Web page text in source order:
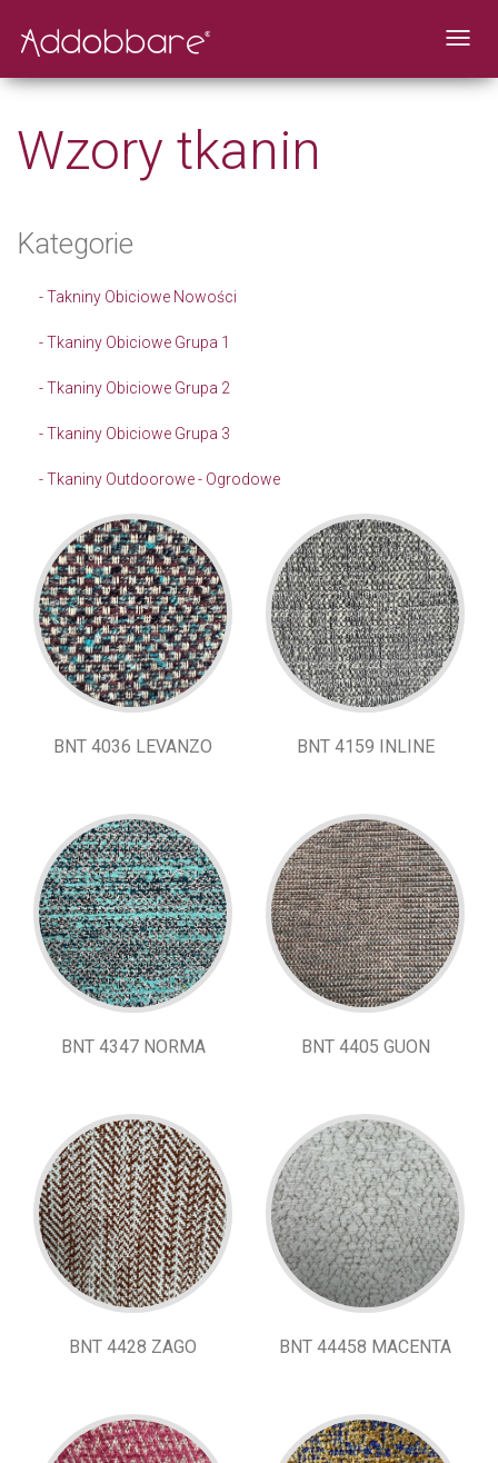
Wzory tkanin
Kategorie
- Takniny Obiciowe Nowości
- Tkaniny Obiciowe Grupa 1
- Tkaniny Obiciowe Grupa 2
- Tkaniny Obiciowe Grupa 3
- Tkaniny Outdoorowe - Ogrodowe
BNT 4036 LEVANZO BNT 4159 INLINE
BNT 4347 NORMA BNT 4405 GUON
BNT 4428 ZAGO BNT 44458 MACENTA